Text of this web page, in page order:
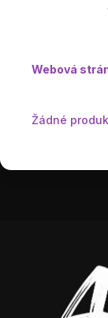
Webová
Žádné